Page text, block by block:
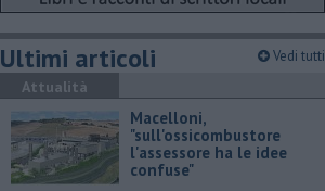
Ultimi articoli Vedi tutti
Attualità
Macelloni,
"sull'ossicombustore
l'assessore ha le idee
confuse"